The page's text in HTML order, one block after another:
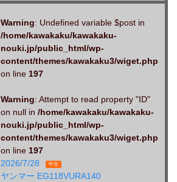
Warning: Undefined variable $post in
/home/kawakaku/kawakaku-
nouki.jp/public_html/wp-
content/themes/kawakaku3/wiget.php
on line 197
Warning: Attempt to read property "ID"
on null in /home/kawakaku/kawakaku-
nouki.jp/public_html/wp-
content/themes/kawakaku3/wiget.php
on line 197
2026/7/28
中古
ヤンマー EG118VURA140